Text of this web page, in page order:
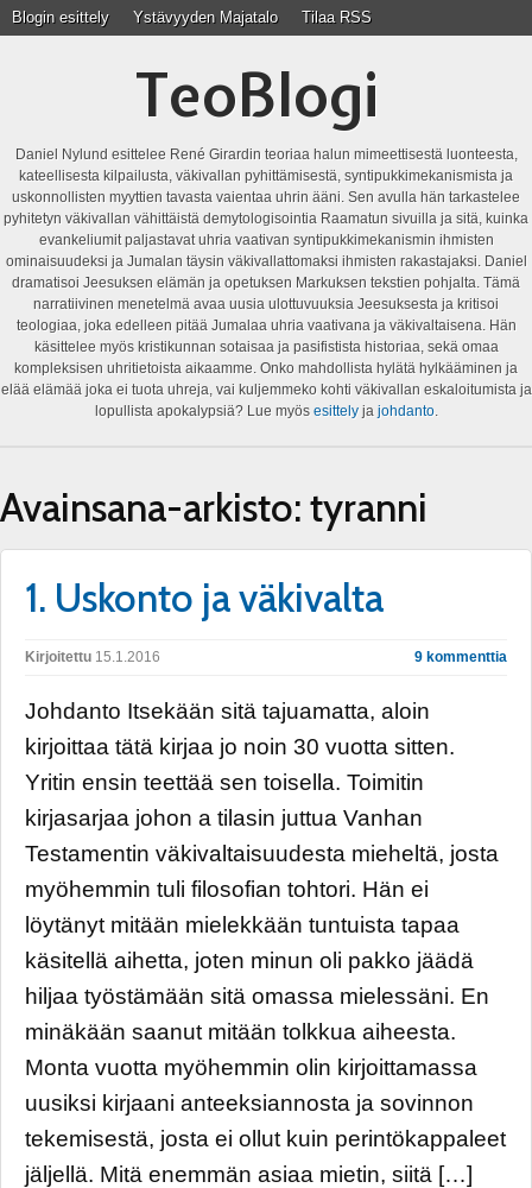
Blogin esittely Ystävyyden Majatalo Tilaa RSS
TeoBlogi
Daniel Nylund esittelee René Girardin teoriaa halun mimeettisestä luonteesta,
kateellisesta kilpailusta, väkivallan pyhittämisestä, syntipukkimekanismista ja
uskonnollisten myyttien tavasta vaientaa uhrin ääni. Sen avulla hän tarkastelee
pyhitetyn väkivallan vähittäistä demytologisointia Raamatun sivuilla ja sitä, kuinka
evankeliumit paljastavat uhria vaativan syntipukkimekanismin ihmisten
ominaisuudeksi ja Jumalan täysin väkivallattomaksi ihmisten rakastajaksi. Daniel
dramatisoi Jeesuksen elämän ja opetuksen Markuksen tekstien pohjalta. Tämä
narratiivinen menetelmä avaa uusia ulottuvuuksia Jeesuksesta ja kritisoi
teologiaa, joka edelleen pitää Jumalaa uhria vaativana ja väkivaltaisena. Hän
käsittelee myös kristikunnan sotaisaa ja pasifistista historiaa, sekä omaa
kompleksisen uhritietoista aikaamme. Onko mahdollista hylätä hylkääminen ja
elää elämää joka ei tuota uhreja, vai kuljemmeko kohti väkivallan eskaloitumista ja
lopullista apokalypsiä? Lue myös esittelyja johdanto.
Avainsana-arkisto: tyranni
1. Uskonto ja väkivalta
Kirjoitettu 15.1.2016 9 kommenttia
Johdanto Itsekään sitä tajuamatta, aloin
kirjoittaa tätä kirjaa jo noin 30 vuotta sitten.
Yritin ensin teettää sen toisella. Toimitin
kirjasarjaa johon a tilasin juttua Vanhan
Testamentin väkivaltaisuudesta mieheltä, josta
myöhemmin tuli filosofian tohtori. Hän ei
löytänyt mitään mielekkään tuntuista tapaa
käsitellä aihetta, joten minun oli pakko jäädä
hiljaa työstämään sitä omassa mielessäni. En
minäkään saanut mitään tolkkua aiheesta.
Monta vuotta myöhemmin olin kirjoittamassa
uusiksi kirjaani anteeksiannosta ja sovinnon
tekemisestä, josta ei ollut kuin perintökappaleet
jäljellä. Mitä enemmän asiaa mietin, siitä […]